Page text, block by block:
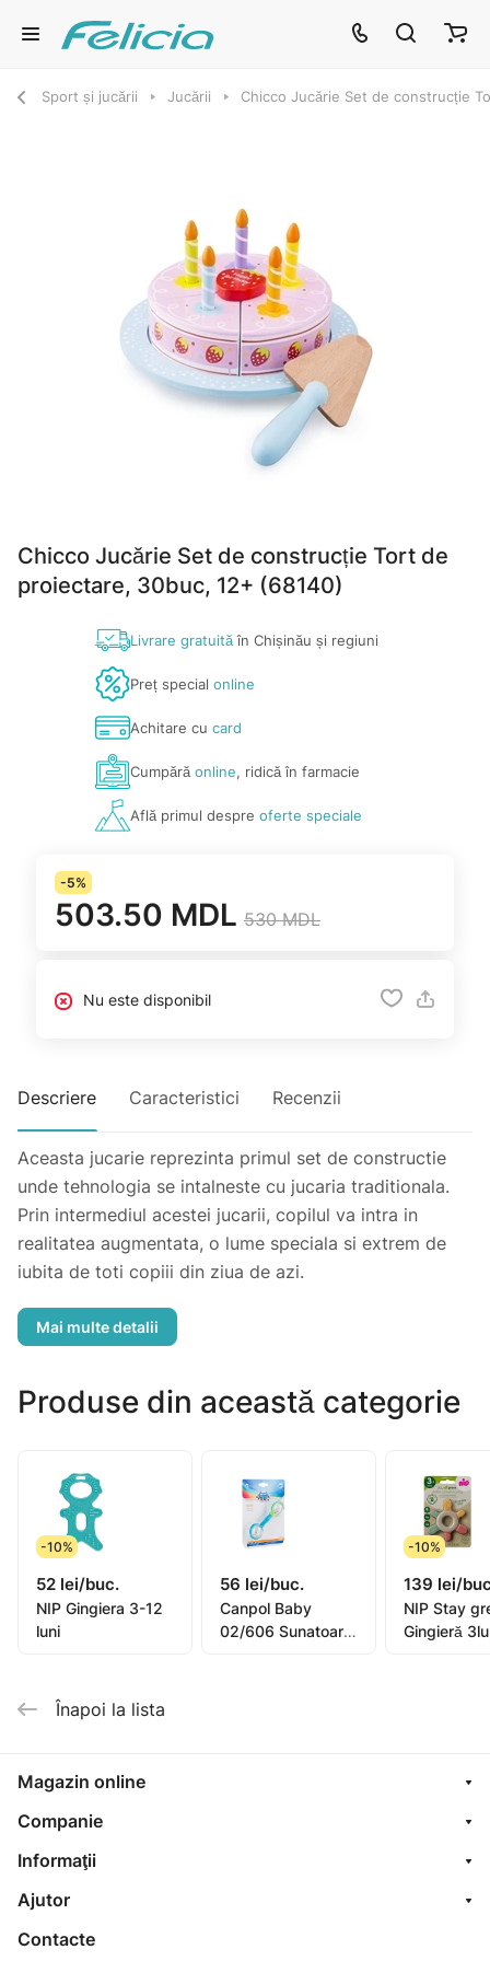
Sport și jucării Jucării Chicco Jucărie Set de construcție
Chicco Jucărie Set de construcție Tort de
proiectare, 30buc, 12+ (68140)
Livrare gratuităîn Chișinău și regiuni
Preț special online
Achitare cu card
Cumpărăonline, ridică în farmacie
Află primul despre oferte speciale
-5%
503.50 MDL 530 MDL
Nu este disponibil
Descriere Caracteristici Recenzii
Aceasta jucarie reprezinta primul set de constructie
unde tehnologia se intalneste cu jucaria traditionala.
Prin intermediul acestei jucarii, copilul va intra in
realitatea augmentata, o lume speciala si extrem de
iubita de toti copiii din ziua de azi.
- acest set include 30 piese colorate.
preferate si pot descoperi realitatea augmentata
reprodusa pe tableta.
tip 3D.
Produse din această categorie
-10%
52 lei/buc.
NIP Gingiera 3-12
luni
56 lei/buc.
Canpol Baby
02/606 Sunatoare
-10%
139 lei/
NIP Stay
Gingieră
Înapoi la lista
Magazin online
Companie
Informaţii
Ajutor
Contacte